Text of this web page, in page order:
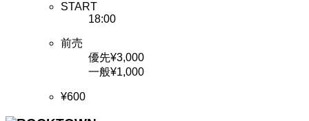
START
18:00
前売
優先¥3,000
一般¥1,000
¥600